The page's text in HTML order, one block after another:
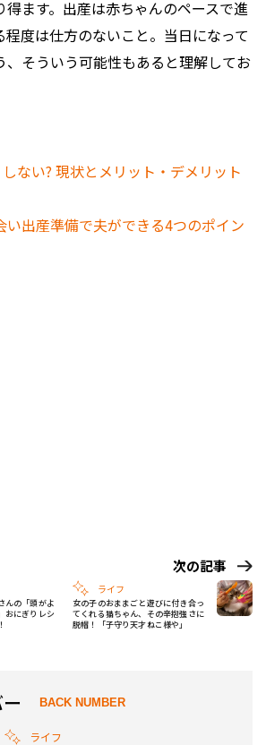
得ます。出産は赤ちゃんのペースで進
度は仕方のないこと。当日になって
、そういう可能性もあると理解してお
ない? 現状とメリット・デメリット
い出産準備で夫ができる4つのポイン
んの「頭がよ
おにぎりレシ
次の記事
ライフ
女の子のおままごと遊びに付き合っ
てくれる猫ちゃん、その辛抱強さに
脱帽！「子守り天才ねこ様や」
BACK NUMBER
ライフ